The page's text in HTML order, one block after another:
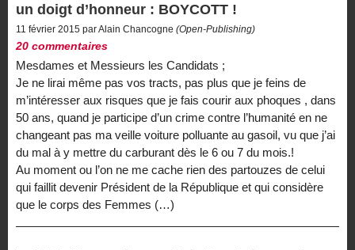
un doigt d’honneur : BOYCOTT !
11 février 2015 par Alain Chancogne (Open-Publishing)
20 commentaires
Mesdames et Messieurs les Candidats ;
Je ne lirai même pas vos tracts, pas plus que je feins de
m’intéresser aux risques que je fais courir aux phoques , dans
50 ans, quand je participe d’un crime contre l’humanité en ne
changeant pas ma veille voiture polluante au gasoil, vu que j’ai
du mal à y mettre du carburant dès le 6 ou 7 du mois.!
Au moment ou l’on ne me cache rien des partouzes de celui
qui faillit devenir Président de la République et qui considère
que le corps des Femmes (…)